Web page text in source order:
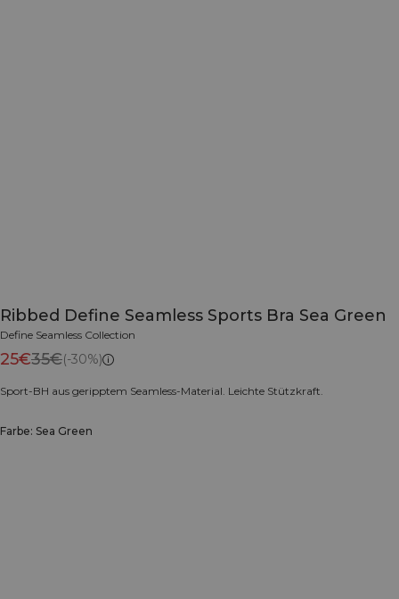
Ribbed Define Seamless Sports Bra Sea Green
Define Seamless Collection
25€35€(-30%)
Sport-BH aus geripptem Seamless-Material. Leichte Stützkraft.
Farbe: Sea Green